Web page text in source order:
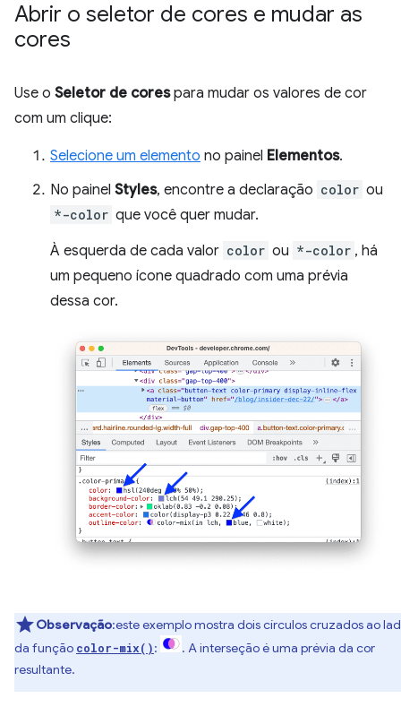
Abrir o seletor de cores e mudar as
cores
Use o Seletor de corespara mudar os valores de cor
com um clique:
Selecione um elemento no painel Elementos.
No painel Styles, encontre a declaração color ou
*-color que você quer mudar.
À esquerda de cada valor color ou *-color , há
um pequeno ícone quadrado com uma prévia
dessa cor.
Observação:este exemplo mostra dois círculos cruzados ao
da função color-mix():
. A interseção é uma prévia da cor
resultante.